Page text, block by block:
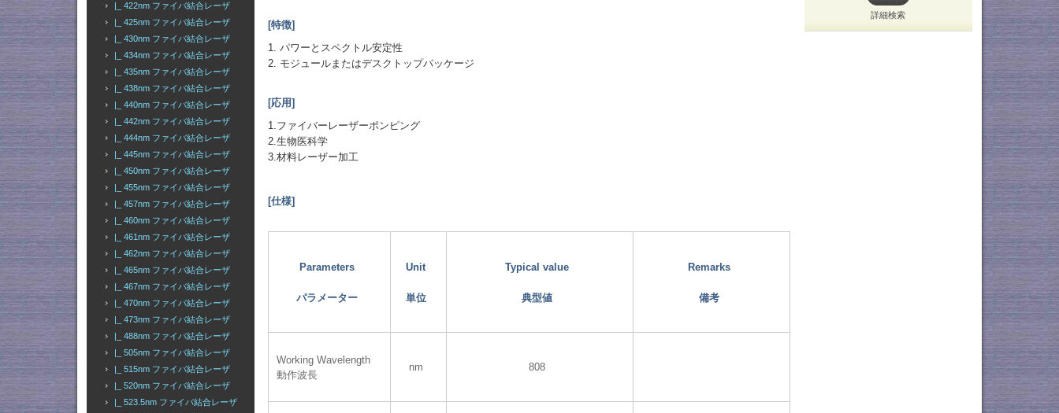
|_ 422nm ファイバ結合レーザ
|_ 425nm ファイバ結合レーザ
|_ 430nm ファイバ結合レーザ
|_ 434nm ファイバ結合レーザ
|_ 435nm ファイバ結合レーザ
|_ 438nm ファイバ結合レーザ
|_ 440nm ファイバ結合レーザ
|_ 442nm ファイバ結合レーザ
|_ 444nm ファイバ結合レーザ
|_ 445nm ファイバ結合レーザ
|_ 450nm ファイバ結合レーザ
|_ 455nm ファイバ結合レーザ
|_ 457nm ファイバ結合レーザ
|_ 460nm ファイバ結合レーザ
|_ 461nm ファイバ結合レーザ
|_ 462nm ファイバ結合レーザ
|_ 465nm ファイバ結合レーザ
|_ 467nm ファイバ結合レーザ
|_ 470nm ファイバ結合レーザ
|_ 473nm ファイバ結合レーザ
|_ 488nm ファイバ結合レーザ
|_ 505nm ファイバ結合レーザ
|_ 515nm ファイバ結合レーザ
|_ 520nm ファイバ結合レーザ
|_ 523.5nm ファイバ結合レーザ
[特徴]
1. パワーとスペクトル安定性
2. モジュールまたはデスクトップパッケージ
[応用]
1.ファイバーレーザーポンピング
2.生物医科学
3.材料レーザー加工
[仕様]
Parameters
パラメーター
Unit
単位
Typical value
典型値
Remarks
備考
Working Wavelength
動作波長
nm 808
詳細検索